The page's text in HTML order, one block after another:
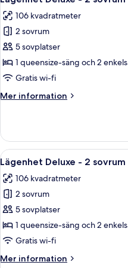
sovrum
utsikt
mot
poolen
alla
foton
för
Lägenhet
Deluxe
-
sovrum
106 kvadratmeter
2 sovrum
5 sovplatser
1 queensize-säng och 2
Gratis wi-fi
Mer information
Mer
Deluxe
2
sovrum
Öppna
alla
foton
för
Lägenhet
Deluxe
-
10
Lägenhet Deluxe - 2
106 kvadratmeter
2 sovrum
5 sovplatser
1 queensize-säng och 2
Gratis wi-fi
Mer information
Mer